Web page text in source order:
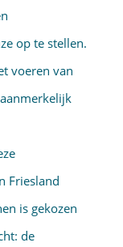
op te stellen.
voeren van
Friesland
is gekozen
de